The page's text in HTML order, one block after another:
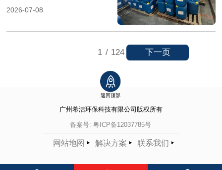
（图）
2026-07-08
1 / 124 下一页
返回顶部
广州希洁环保科技有限公司 版权所有
备案号: 粤ICP备12037785号
网站地图 解决方案 联系我们